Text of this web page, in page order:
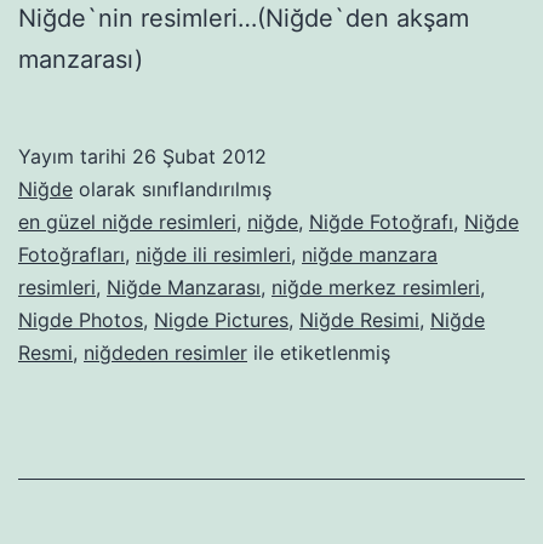
Niğde`nin resimleri…(Niğde`den akşam
manzarası)
Yayım tarihi 26 Şubat 2012
Niğde olarak sınıflandırılmış
en güzel niğde resimleri, niğde, Niğde Fotoğrafı, Niğde
Fotoğrafları, niğde ili resimleri, niğde manzara
resimleri, Niğde Manzarası, niğde merkez resimleri,
Nigde Photos, Nigde Pictures, Niğde Resimi, Niğde
Resmi, niğdeden resimler ile etiketlenmiş